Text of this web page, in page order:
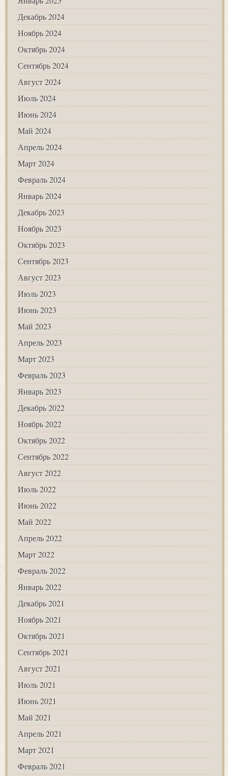
Декабрь 2024
Ноябрь 2024
Октябрь 2024
Сентябрь 2024
Август 2024
Июль 2024
Июнь 2024
Май 2024
Апрель 2024
Март 2024
Февраль 2024
Январь 2024
Декабрь 2023
Ноябрь 2023
Октябрь 2023
Сентябрь 2023
Август 2023
Июль 2023
Июнь 2023
Май 2023
Апрель 2023
Март 2023
Февраль 2023
Январь 2023
Декабрь 2022
Ноябрь 2022
Октябрь 2022
Сентябрь 2022
Август 2022
Июль 2022
Июнь 2022
Май 2022
Апрель 2022
Март 2022
Февраль 2022
Январь 2022
Декабрь 2021
Ноябрь 2021
Октябрь 2021
Сентябрь 2021
Август 2021
Июль 2021
Июнь 2021
Май 2021
Апрель 2021
Март 2021
Февраль 2021